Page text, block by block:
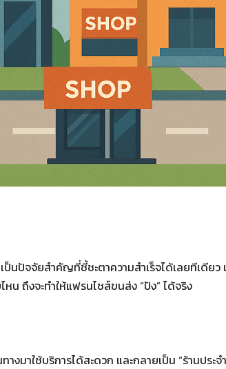
นปัจจัยสำคัญที่ชี้ชะตาความสำเร็จได้เลยทีเดียว
น ถึงจะทำให้แฟรนไชส์ขนส่ง “ปัง” ได้จริง
าใช้บริการได้สะดวก และกลายเป็น “ร้านประจ